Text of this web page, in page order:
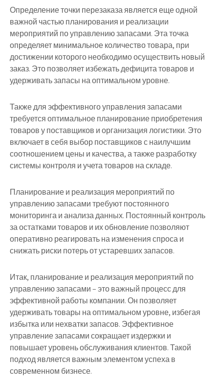
Определение точки перезаказа является еще одной
важной частью планирования и реализации
мероприятий по управлению запасами. Эта точка
определяет минимальное количество товара, при
достижении которого необходимо осуществить новый
заказ. Это позволяет избежать дефицита товаров и
удерживать запасы на оптимальном уровне.
Также для эффективного управления запасами
требуется оптимальное планирование приобретения
товаров у поставщиков и организация логистики. Это
включает в себя выбор поставщиков с наилучшим
соотношением цены и качества, а также разработку
системы контроля и учета товаров на складе.
Планирование и реализация мероприятий по
управлению запасами требуют постоянного
мониторинга и анализа данных. Постоянный контроль
за остатками товаров и их обновление позволяют
оперативно реагировать на изменения спроса и
снижать риски потерь от устаревших запасов.
Итак, планирование и реализация мероприятий по
управлению запасами – это важный процесс для
эффективной работы компании. Он позволяет
удерживать товары на оптимальном уровне, избегая
избытка или нехватки запасов. Эффективное
управление запасами сокращает издержки и
повышает уровень обслуживания клиентов. Такой
подход является важным элементом успеха в
современном бизнесе.